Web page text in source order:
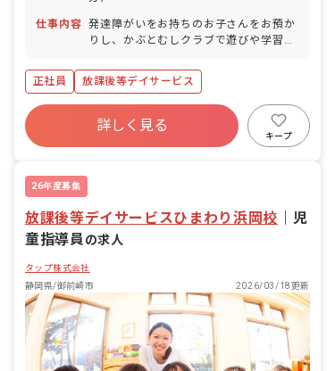
仕事内容 発達障がいをお持ちのお子さんをお預か
りし、かぶとむしクラブで遊びや学習を
をして頂きます。お子さんによっては学
習支援をする場合もあります。決められ
た仕事内容をこなすのではなく、どうす
れば良いか自ら考え行動して頂く必要が
あります。 ■保育方針：該当なし
正社員 放課後等デイサービス
詳しく見る
キープ
26年度募集
放課後等デイサービスひまわり浜岡校
児
童指導員の求人
タップ株式会社
静岡県/御前崎市
2026/03/18更新